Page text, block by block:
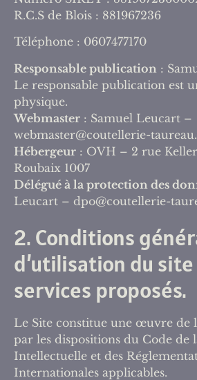
R.C.S de Blois : 881967236
Téléphone : 0607477170
Responsable publication :
Le responsable publication est
physique.
Webmaster : Samuel Leucart –
webmaster@coutellerie-
Hébergeur : OVH – 2 rue
Roubaix 1007
Délégué à la protection des
Leucart – dpo@coutellerie-
2. Conditions
d’utilisation du
services proposés.
Le Site constitue une œuvre de
par les dispositions du Code de
Intellectuelle et des
Internationales applicables.